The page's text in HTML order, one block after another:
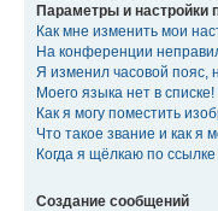
Параметры и настройки
Как мне изменить мои
На конференции
Я изменил часовой пояс,
Моего языка нет в списке!
Как я могу поместить
Что такое звание и как я
Когда я щёлкаю по
Создание сообщений